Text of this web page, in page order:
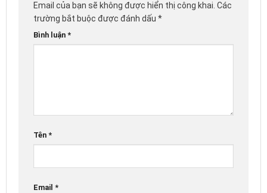
Email của bạn sẽ không được hiển thị công khai. Các
trường bắt buộc được đánh dấu *
Bình luận *
Tên *
Email *